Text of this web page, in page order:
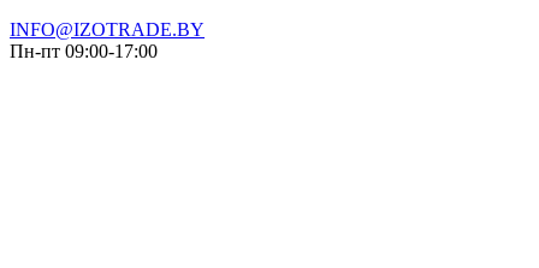
INFO@IZOTRADE.BY
Пн-пт 09:00-17:00